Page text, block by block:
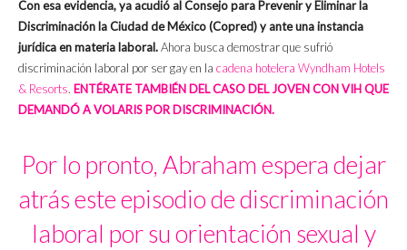
Con esa evidencia, ya acudió al Consejo para Prevenir y Eliminar la
Discriminación la Ciudad de México (Copred) y ante una instancia
jurídica en materia laboral.Ahora busca demostrar que sufrió
discriminación laboral por ser gay en la cadena hotelera Wyndham Hotels
& Resorts. ENTÉRATE TAMBIÉN DEL CASO DEL JOVEN CON VIH QUE
DEMANDÓ A VOLARIS POR DISCRIMINACIÓN.
Por lo pronto, Abraham espera dejar
atrás este episodio de discriminación
laboral por su orientación sexual y